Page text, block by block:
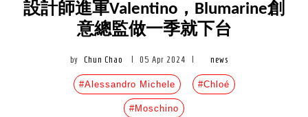
設計師進軍Valentino，Blumarine創
意總監做一季就下台
by Chun Chao 05 Apr 2024 news
#Alessandro Michele #Chloé
#Moschino